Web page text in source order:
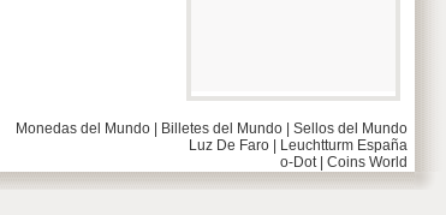
Monedas del Mundo Billetes del Mundo
Sellos del Mundo
Luz De Faro
Leuchtturm España
o-Dot| Coins World